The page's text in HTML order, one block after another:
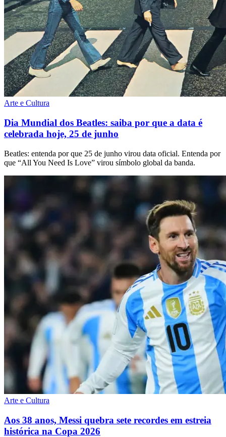
Arte e Cultura
Dia Mundial dos Beatles: saiba por que a data é
celebrada hoje, 25 de junho
Beatles: entenda por que 25 de junho virou data oficial. Entenda por
que “All You Need Is Love” virou símbolo global da banda.
Arte e Cultura
Aos 38 anos, Messi quebra sete recordes em estreia
histórica na Copa 2026